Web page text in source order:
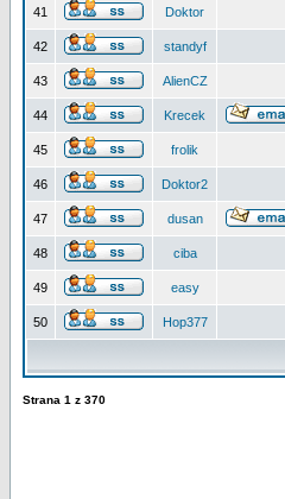
41 Doktor
42 standyf
43 AlienCZ
44 Krecek
45 frolik
46 Doktor2
47 dusan
48 ciba
49 easy
50 Hop377
Strana 1 z 370